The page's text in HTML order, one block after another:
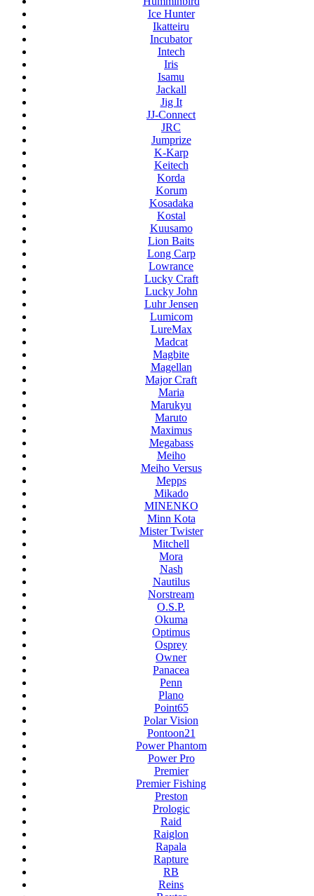
Ice Hunter
Ikatteiru
Incubator
Intech
Iris
Isamu
Jackall
Jig It
JJ-Connect
JRC
Jumprize
K-Karp
Keitech
Korda
Korum
Kosadaka
Kostal
Kuusamo
Lion Baits
Long Carp
Lowrance
Lucky Craft
Lucky John
Luhr Jensen
Lumicom
LureMax
Madcat
Magbite
Magellan
Major Craft
Maria
Marukyu
Maruto
Maximus
Megabass
Meiho
Meiho Versus
Mepps
Mikado
MINENKO
Minn Kota
Mister Twister
Mitchell
Mora
Nash
Nautilus
Norstream
O.S.P.
Okuma
Optimus
Osprey
Owner
Panacea
Penn
Plano
Point65
Polar Vision
Pontoon21
Power Phantom
Power Pro
Premier
Premier Fishing
Preston
Prologic
Raid
Raiglon
Rapala
Rapture
RB
Reins